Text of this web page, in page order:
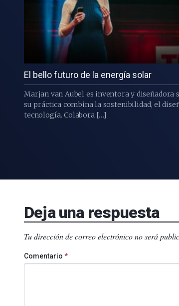
El bello futuro de la energía solar
Marjan van Aubel es inventora y diseñadora
su práctica combina la sostenibilidad, el
tecnología. Colabora […]
Deja una respuesta
Tu dirección de correo electrónico no será
Comentario *